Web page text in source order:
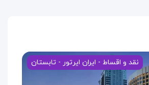
نقد و اقساط - ایران ایرتور - تابستان